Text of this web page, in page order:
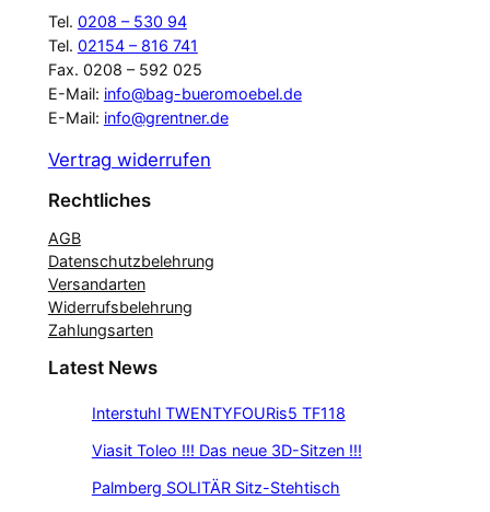
Tel. 0208 – 530 94
Tel. 02154 – 816 741
Fax. 0208 – 592 025
E-Mail: info@bag-bueromoebel.de
E-Mail: info@grentner.de
Vertrag widerrufen
Rechtliches
AGB
Datenschutzbelehrung
Versandarten
Widerrufsbelehrung
Zahlungsarten
Latest News
Interstuhl TWENTYFOURis5 TF118
Viasit Toleo !!! Das neue 3D-Sitzen !!!
Palmberg SOLITÄR Sitz-Stehtisch